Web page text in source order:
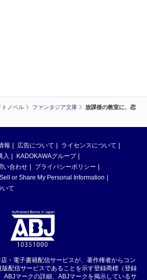
トノベル ファンタジア文庫
放課後の教室に、恋
報 広告について
ライセンスについて
入
KADOKAWAグループ
い合わせ
プライバシーポリシー
or Share My Personal Information
いて
・電子書籍配信サービスが、著作権者からコン
配信サービスであることを示す登録商標（登録
ABJマークの詳細、ABJマークを掲示しているサ